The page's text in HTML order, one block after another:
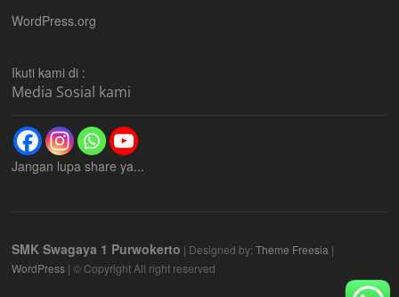
WordPress.org
Ikuti kami di :
Media Sosial kami
Jangan lupa share ya...
SMK Swagaya 1 Purwokerto | Designed by:Theme Freesia |
WordPress | © Copyright All right reserved